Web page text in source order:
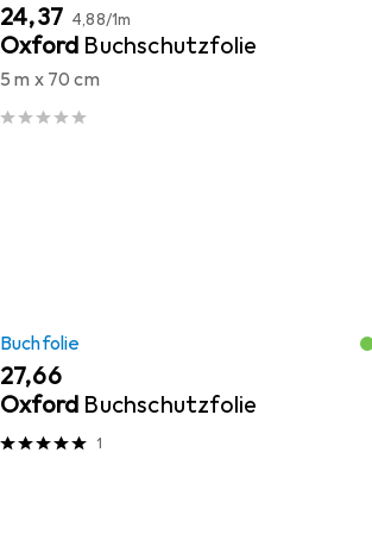
EUR
24,37 EUR
4,88/1m
Oxford Buchschutzfolie
5 m x 70 cm
Buchfolie
EUR
27,66
Oxford Buchschutzfolie
1